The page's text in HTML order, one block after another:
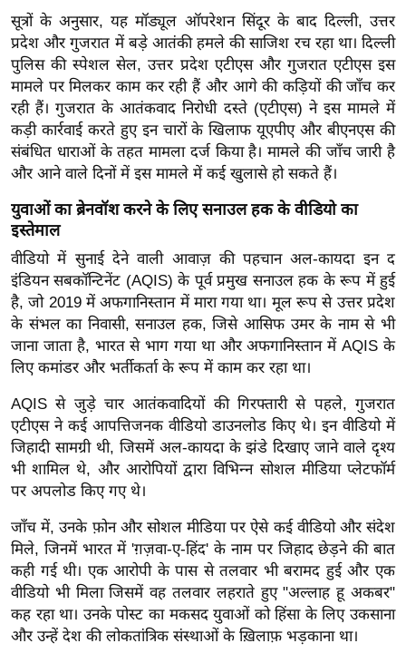
/
फै
श
न
घ
रे
लू
स्खे
प
र्य
ट
न
स्थ
ल
ट
ने
स
मं
त्रा
रि
ले
श
न
शि
प
सूत्रों के अनुसार, यह मॉड्यूल ऑपरेशन सिंदूर के बाद दिल्ली, उत्तर
प्रदेश और गुजरात में बड़े आतंकी हमले की साजिश रच रहा था। दिल्ली
पुलिस की स्पेशल सेल, उत्तर प्रदेश एटीएस और गुजरात एटीएस इस
मामले पर मिलकर काम कर रही हैं और आगे की कड़ियों की जाँच कर
रही हैं। गुजरात के आतंकवाद निरोधी दस्ते (एटीएस) ने इस मामले में
कड़ी कार्रवाई करते हुए इन चारों के खिलाफ यूएपीए और बीएनएस की
संबंधित धाराओं के तहत मामला दर्ज किया है। मामले की जाँच जारी है
और आने वाले दिनों में इस मामले में कई खुलासे हो सकते हैं।
युवाओं का ब्रेनवॉश करने के लिए सनाउल हक के वीडियो का
इस्तेमाल
वीडियो में सुनाई देने वाली आवाज़ की पहचान अल-कायदा इन द
इंडियन सबकॉन्टिनेंट (AQIS) के पूर्व प्रमुख सनाउल हक के रूप में हुई
है, जो 2019 में अफगानिस्तान में मारा गया था। मूल रूप से उत्तर प्रदेश
के संभल का निवासी, सनाउल हक, जिसे आसिफ उमर के नाम से भी
जाना जाता है, भारत से भाग गया था और अफगानिस्तान में AQIS के
लिए कमांडर और भर्तीकर्ता के रूप में काम कर रहा था।
AQIS से जुड़े चार आतंकवादियों की गिरफ्तारी से पहले, गुजरात
एटीएस ने कई आपत्तिजनक वीडियो डाउनलोड किए थे। इन वीडियो में
जिहादी सामग्री थी, जिसमें अल-कायदा के झंडे दिखाए जाने वाले दृश्य
भी शामिल थे, और आरोपियों द्वारा विभिन्न सोशल मीडिया प्लेटफॉर्म
पर अपलोड किए गए थे।
जाँच में, उनके फ़ोन और सोशल मीडिया पर ऐसे कई वीडियो और संदेश
मिले, जिनमें भारत में 'ग़ज़वा-ए-हिंद' के नाम पर जिहाद छेड़ने की बात
कही गई थी। एक आरोपी के पास से तलवार भी बरामद हुई और एक
वीडियो भी मिला जिसमें वह तलवार लहराते हुए "अल्लाह हू अकबर"
कह रहा था। उनके पोस्ट का मकसद युवाओं को हिंसा के लिए उकसाना
और उन्हें देश की लोकतांत्रिक संस्थाओं के ख़िलाफ़ भड़काना था।